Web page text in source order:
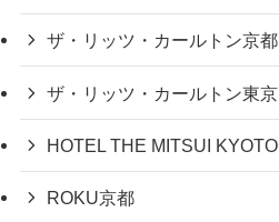
ザ・リッツ・カールトン京都
ザ・リッツ・カールトン東京
HOTEL THE MITSUI KYOTO
ROKU京都